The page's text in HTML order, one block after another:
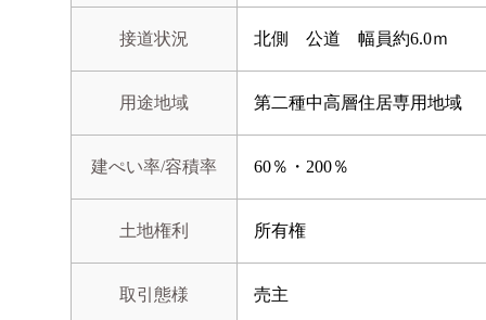
接道状況 北側 公道 幅員約6.0ｍ
用途地域 第二種中高層住居専用地域
建ぺい率/容積率 60％・200％
土地権利 所有権
取引態様 売主